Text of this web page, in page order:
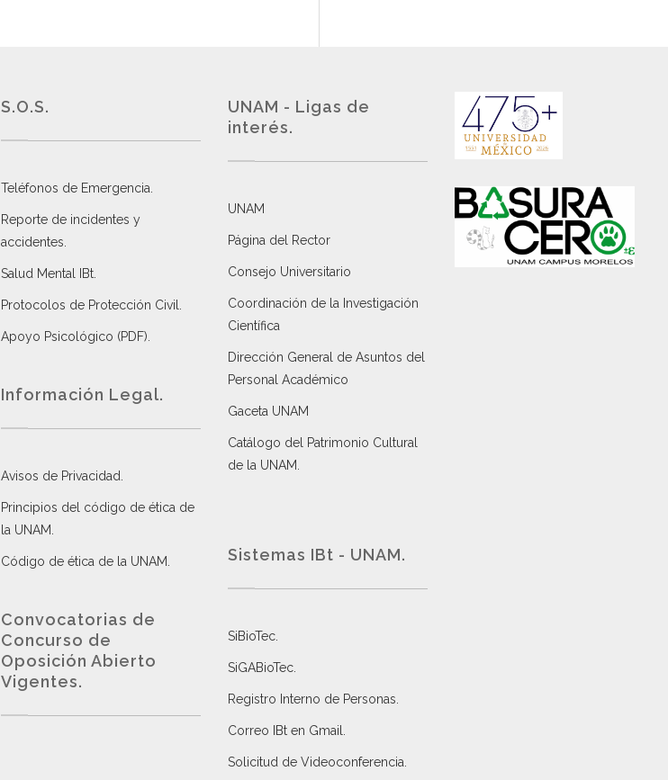
S.O.S.
Teléfonos de Emergencia.
Reporte de incidentes y
accidentes
Salud Mental IBt
Protocolos de Protección Civil
Apoyo Psicológico (PDF)
Información Legal.
Avisos de Privacidad
Principios del código de ética de
la UNAM
Código de ética de la UNAM
Convocatorias de
Concurso de
Oposición Abierto
Vigentes.
UNAM - Ligas de
interés.
UNAM
Página del Rector
Consejo Universitario
Coordinación de la Investigación
Científica
Dirección General de Asuntos del
Personal Académico
Gaceta UNAM
Catálogo del Patrimonio Cultural
de la UNAM.
Sistemas IBt - UNAM.
SiBioTec
SiGABioTec.
Registro Interno de Personas
Correo IBt en Gmail
Solicitud de Videoconferencia.